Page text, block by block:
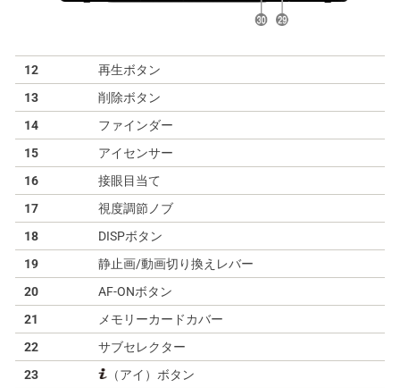
12
再生ボタン
13
削除ボタン
14
ファインダー
15
アイセンサー
16
接眼目当て
17
視度調節ノブ
18
DISPボタン
19
静止画/動画切り換えレバー
20
AF-ONボタン
21
メモリーカードカバー
22
サブセレクター
23
（アイ）ボタン